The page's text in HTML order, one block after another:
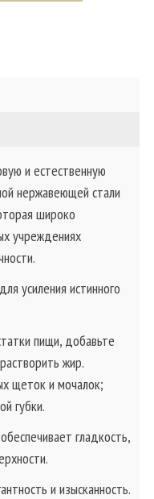
и естественную
нержавеющей стали
широко
учреждениях
усиления истинного
пищи, добавьте
жир.
щеток и мочалок;
губки.
гладкость,
и изысканность.